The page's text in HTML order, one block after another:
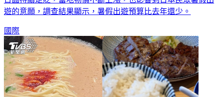
遊的意願，調查結果顯示，暑假出遊預算比去年還少。
國際